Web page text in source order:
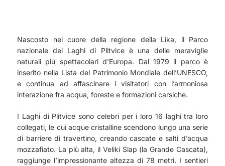
Nascosto nel cuore della regione della Lika, il Parco
nazionale dei Laghi di Plitvice è una delle meraviglie
naturali più spettacolari d’Europa. Dal 1979 il parco è
inserito nella Lista del Patrimonio Mondiale dell’UNESCO,
e continua ad affascinare i visitatori con l’armoniosa
interazione fra acqua, foreste e formazioni carsiche.
I Laghi di Plitvice sono celebri per i loro 16 laghi tra loro
collegati, le cui acque cristalline scendono lungo una serie
di barriere di travertino, creando cascate e salti d’acqua
mozzafiato. La più alta, il Veliki Slap (la Grande Cascata),
raggiunge l’impressionante altezza di 78 metri. I sentieri